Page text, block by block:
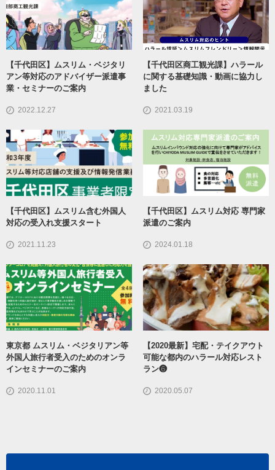
【千代田区】ムスリム・ベジタリ
アン等対応のアドバイザー派遣事
業・セミナーのご案内
2022.12.27
【千代田区商工観光課】ハラール
に関する基礎知識・動画に協力し
ました
2021.03.19
【千代田区】ムスリム含む外国人
対応の受入れ支援スタート
2021.11.23
【千代田区】ムスリム対応 専門家
派遣のご案内
2024.01.18
東京都 ムスリム・ベジタリアン等
外国人旅行者受入のためのオンラ
インセミナーのご案内
2020.11.01
【2020最新】宅配・テイクアウト
可能な都内のハラール対応レスト
ラン❻
2020.05.07